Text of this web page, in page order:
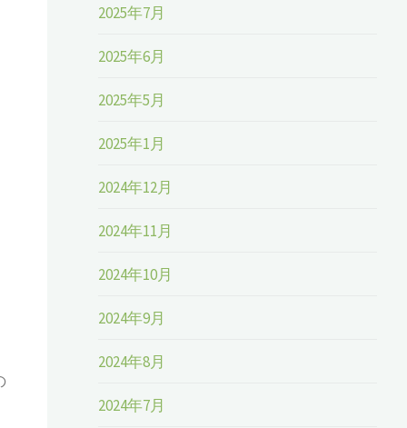
2025年7月
2025年6月
2025年5月
2025年1月
2024年12月
2024年11月
2024年10月
2024年9月
2024年8月
2024年7月